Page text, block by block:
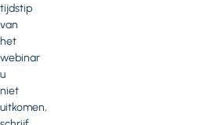
tijdstip
van
het
webinar
u
niet
uitkomen,